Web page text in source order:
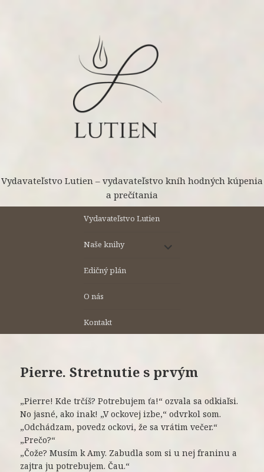
Vydavateľstvo Lutien – vydavateľstvo kníh hodných kúpenia
a prečítania
Vydavateľstvo Lutien
Naše knihy
odvodené
Edičný plán
O nás
Kontakt
Pierre. Stretnutie s prvým
„Pierre! Kde trčíš? Potrebujem ťa!“ ozvala sa odkiaľsi.
No jasné, ako inak! „V ockovej izbe,“ odvrkol som.
„Odchádzam, povedz ockovi, že sa vrátim večer.“
„Prečo?“
„Čože? Musím k Amy. Zabudla som si u nej franinu a
zajtra ju potrebujem. Čau.“